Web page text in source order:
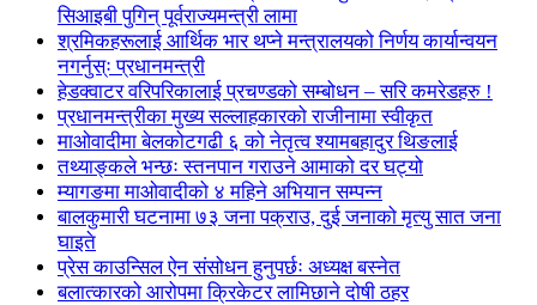
सिआइबी पुगिन् पूर्वराज्यमन्त्री लामा
श्रमिकहरूलाई आर्थिक भार थप्ने मन्त्रालयको निर्णय कार्यान्वयन
नगर्नुस्ः प्रधानमन्त्री
हेडक्वाटर वरिपरिकालाई प्रचण्डको सम्बोधन – सरि कमरेडहरु !
प्रधानमन्त्रीका मुख्य सल्लाहकारको राजीनामा स्वीकृत
माओवादीमा बेलकोटगढी ६ को नेतृत्व श्यामबहादुर थिङलाई
तथ्याङ्कले भन्छः स्तनपान गराउने आमाको दर घट्यो
म्यागङमा माओवादीको ४ महिने अभियान सम्पन्न
बालकुमारी घटनामा ७३ जना पक्राउ, दुई जनाको मृत्यु सात जना
घाइते
प्रेस काउन्सिल ऐन संसोधन हुनुपर्छः अध्यक्ष बस्नेत
बलात्कारको आरोपमा क्रिकेटर लामिछाने दोषी ठहर